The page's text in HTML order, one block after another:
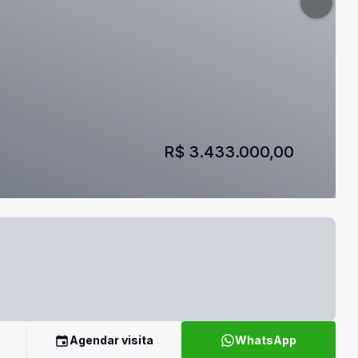
R$ 3.433.000,00
Agendar visita WhatsApp